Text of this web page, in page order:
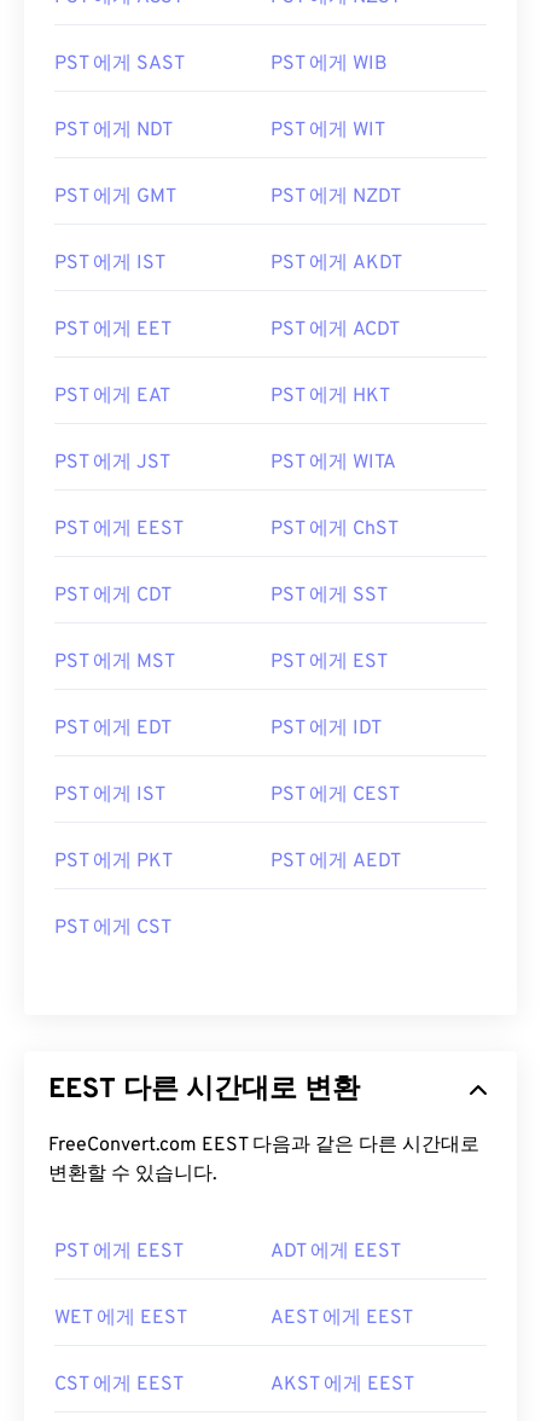
PST 에게 SAST PST 에게 WIB
PST 에게 NDT PST 에게 WIT
PST 에게 GMT PST 에게 NZDT
PST 에게 IST PST 에게 AKDT
PST 에게 EET PST 에게 ACDT
PST 에게 EAT PST 에게 HKT
PST 에게 JST PST 에게 WITA
PST 에게 EEST PST 에게 ChST
PST 에게 CDT PST 에게 SST
PST 에게 MST PST 에게 EST
PST 에게 EDT PST 에게 IDT
PST 에게 IST PST 에게 CEST
PST 에게 PKT PST 에게 AEDT
PST 에게 CST
EEST 다른 시간대로 변환
FreeConvert.com EEST 다음과 같은 다른 시간대로
변환할 수 있습니다.
PST 에게 EEST ADT 에게 EEST
WET 에게 EEST AEST 에게 EEST
CST 에게 EEST AKST 에게 EEST